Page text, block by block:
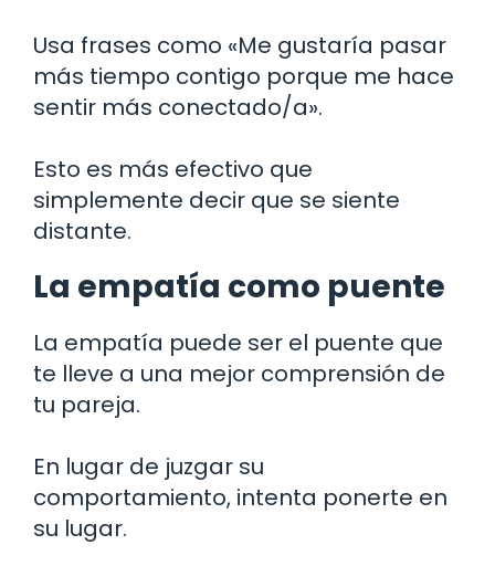
Usa frases como «Me gustaría pasar
más tiempo contigo porque me hace
sentir más conectado/a».
Esto es más efectivo que
simplemente decir que se siente
distante.
La empatía como puente
La empatía puede ser el puente que
te lleve a una mejor comprensión de
tu pareja.
En lugar de juzgar su
comportamiento, intenta ponerte en
su lugar.